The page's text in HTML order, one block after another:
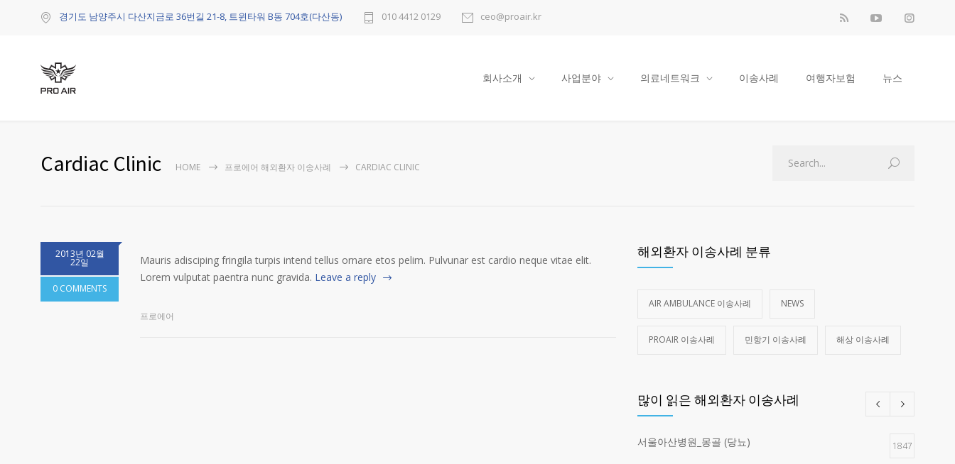
경기도 남양주시 다산지금로 36번길 21-8, 트윈타워 B동 704호(다산동) 010 4412 0129 ceo@proair.kr
회사소개 사업분야 의료네트워크 이송사례 여행자보험 뉴스
Cardiac Clinic HOME 프로에어 해외환자 이송사례 CARDIAC CLINIC
2013년 02월
22일
0 COMMENTS
Mauris adisciping fringila turpis intend tellus ornare etos pelim. Pulvunar est cardio neque vitae elit.
Lorem vulputat paentra nunc gravida. Leave a reply
프로에어
해외환자 이송사례 분류
AIR AMBULANCE 이송사례 NEWS
PROAIR 이송사례 민항기 이송사례 해상 이송사례
많이 읽은 해외환자 이송사례
서울아산병원_몽골 (당뇨) 1847